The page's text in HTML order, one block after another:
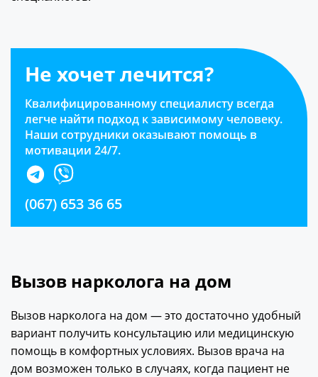
Не хочет лечится?
Квалифицированному специалисту всегда
легче найти подход к зависимому человеку.
Наши сотрудники оказывают помощь в
мотивации 24/7.
(067) 653 36 65
Вызов нарколога на дом
Вызов нарколога на дом — это достаточно удобный
вариант получить консультацию или медицинскую
помощь в комфортных условиях. Вызов врача на
дом возможен только в случаях, когда пациент не